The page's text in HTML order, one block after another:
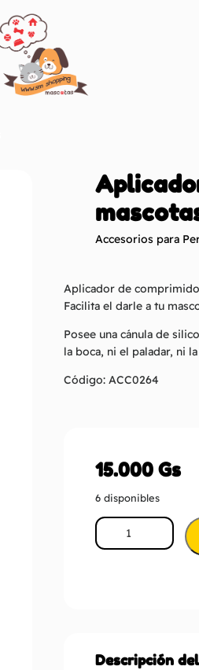
Accesorios para
Aplicador de
Facilita el darle a tu
Posee una cánula de
la boca, ni el paladar, ni
Código: ACC0264
15.000Gs
6 disponibles
Descripción